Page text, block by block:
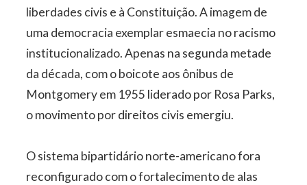
liberdades civis e à Constituição. A imagem de
uma democracia exemplar esmaecia no racismo
institucionalizado. Apenas na segunda metade
da década, com o boicote aos ônibus de
Montgomery em 1955 liderado por Rosa Parks,
o movimento por direitos civis emergiu.
O sistema bipartidário norte-americano fora
reconfigurado com o fortalecimento de alas